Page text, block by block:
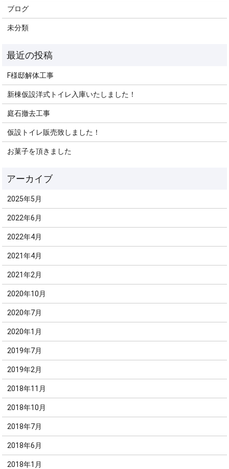
ブログ
未分類
F様邸解体工事
新棟仮設洋式トイレ入庫いたしました！
庭石撤去工事
仮設トイレ販売致しました！
お菓子を頂きました
2025年5月
2022年6月
2022年4月
2021年4月
2021年2月
2020年10月
2020年7月
2020年1月
2019年7月
2019年2月
2018年11月
2018年10月
2018年7月
2018年6月
2018年1月